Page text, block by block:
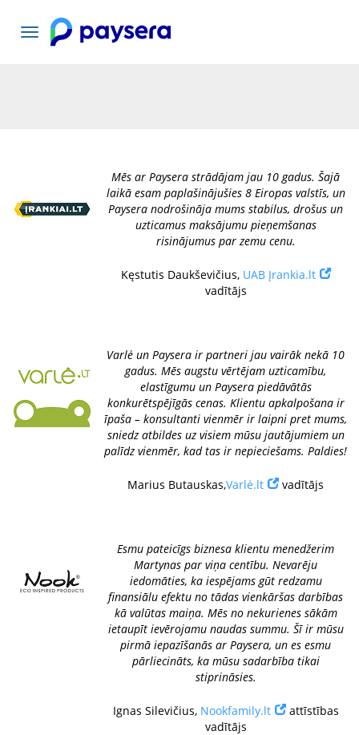
Pārslēgt
navigāciju
Mēs ar Paysera strādājam jau 10 gadus. Šajā
laikā esam paplašinājušies 8 Eiropas valstīs, un
Paysera nodrošināja mums stabilus, drošus un
uzticamus maksājumu pieņemšanas
risinājumus par zemu cenu.
Kęstutis Daukševičius, UAB Įrankia.lt
vadītājs
Varlė un Paysera ir partneri jau vairāk nekā 10
gadus. Mēs augstu vērtējam uzticamību,
elastīgumu un Paysera piedāvātās
konkurētspējīgās cenas. Klientu apkalpošana ir
īpaša – konsultanti vienmēr ir laipni pret mums,
sniedz atbildes uz visiem mūsu jautājumiem un
palīdz vienmēr, kad tas ir nepieciešams. Paldies!
Marius Butauskas,Varlė.lt vadītājs
Esmu pateicīgs biznesa klientu menedžerim
Martynas par viņa centību. Nevarēju
iedomāties, ka iespējams gūt redzamu
finansiālu efektu no tādas vienkāršas darbības
kā valūtas maiņa. Mēs no nekurienes sākām
ietaupīt ievērojamu naudas summu. Šī ir mūsu
pirmā iepazīšanās ar Paysera, un es esmu
pārliecināts, ka mūsu sadarbība tikai
stiprināsies.
Ignas Silevičius, Nookfamily.lt
attīstības
vadītājs